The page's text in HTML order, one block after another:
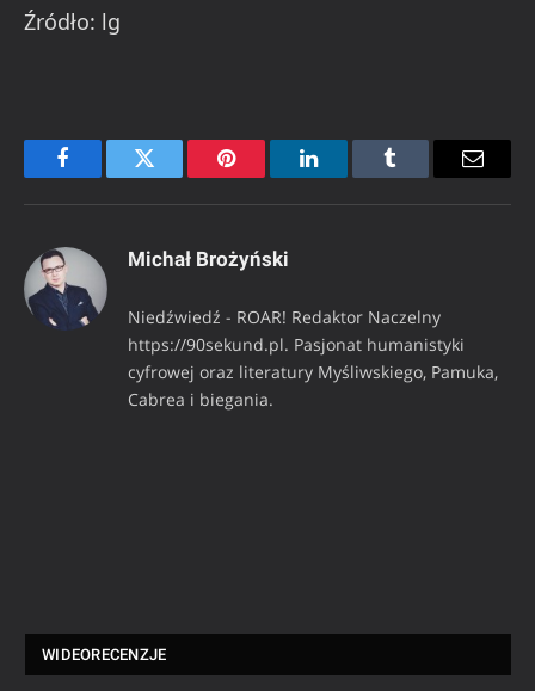
Źródło: lg
FacebookTwitter Pinterest LinkedInTumblr Email
Michał Brożyński
Niedźwiedź - ROAR! Redaktor Naczelny
https://90sekund.pl. Pasjonat humanistyki
cyfrowej oraz literatury Myśliwskiego, Pamuka,
Cabrea i biegania.
WIDEORECENZJE